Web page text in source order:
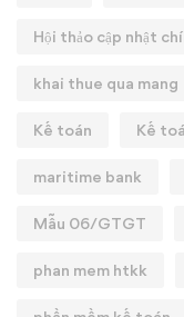
Hội thảo cập nhật
khai thue qua mang
Kế toán Kế
maritime bank
Mẫu 06/GTGT
phan mem htkk